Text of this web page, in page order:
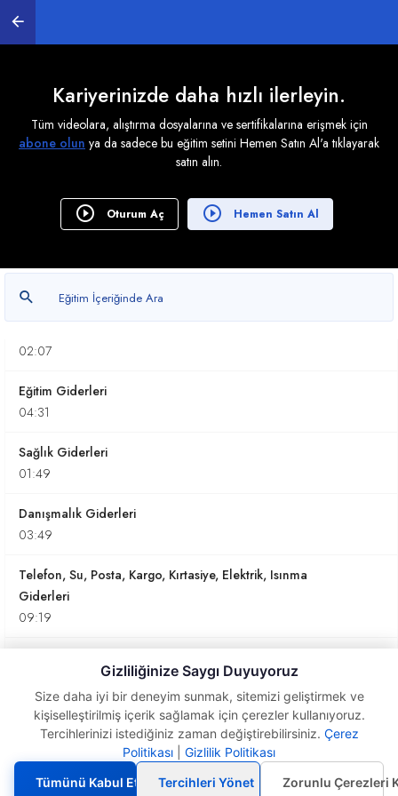
Kariyerinizde daha hızlı ilerleyin.
Tüm videolara, alıştırma dosyalarına ve sertifikalarına erişmek için
abone olun ya da sadece bu eğitim setini Hemen Satın Al'a tıklayarak
satın alın.
Oturum Aç Hemen Satın Al
İçin Yapılan Genel Giderler?
10:37
Malzeme Giderleri
Personel Giderleri
Giyim Giderleri
Gıda Giderleri
04:34
02:07
Eğitim Giderleri
04:31
Sağlık Giderleri
01:49
Danışmalık Giderleri
03:49
Telefon, Su, Posta, Kargo, Kırtasiye, Elektrik, Isınma
Giderleri
09:19
Araç Yakıt Giderleri
01:54
Araç Bakım Onarım Giderleri
Giderleri
Gizliliğinize Saygı Duyuyoruz
Size daha iyi bir deneyim sunmak, sitemizi geliştirmek ve
kişiselleştirilmiş içerik sağlamak için çerezler kullanıyoruz.
Tercihlerinizi istediğiniz zaman değiştirebilirsiniz. Çerez
Politikası
Gizlilik Politikası
Tümünü Kabul Et
Tercihleri Yönet Zorunlu Çerezleri